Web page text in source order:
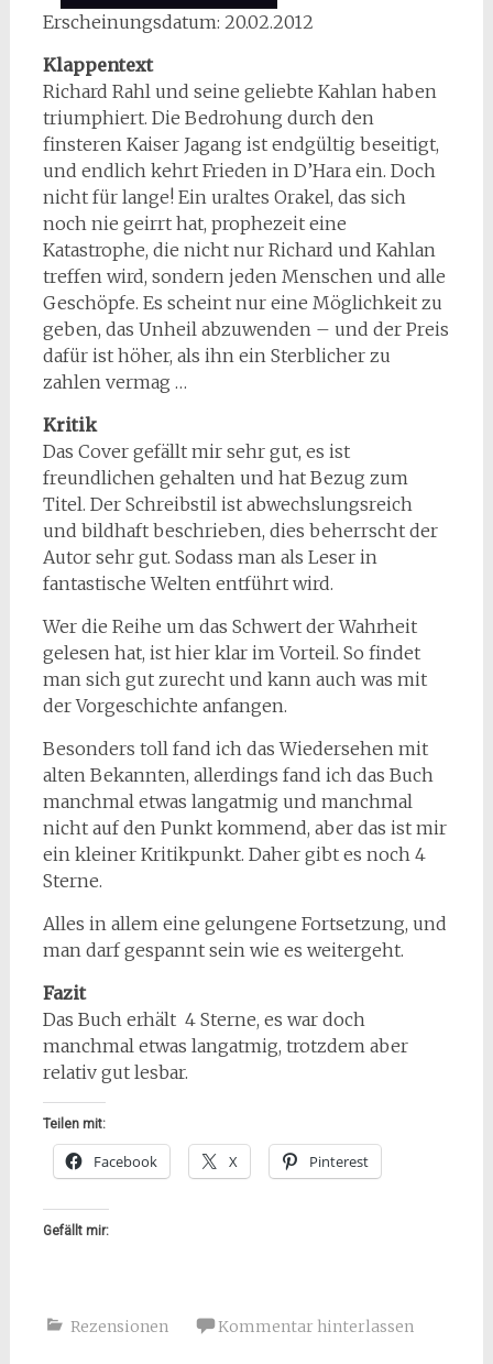
Erscheinungsdatum: 20.02.2012
Klappentext
Richard Rahl und seine geliebte Kahlan haben
triumphiert. Die Bedrohung durch den
finsteren Kaiser Jagang ist endgültig beseitigt,
und endlich kehrt Frieden in D’Hara ein. Doch
nicht für lange! Ein uraltes Orakel, das sich
noch nie geirrt hat, prophezeit eine
Katastrophe, die nicht nur Richard und Kahlan
treffen wird, sondern jeden Menschen und alle
Geschöpfe. Es scheint nur eine Möglichkeit zu
geben, das Unheil abzuwenden – und der Preis
dafür ist höher, als ihn ein Sterblicher zu
zahlen vermag …
Kritik
Das Cover gefällt mir sehr gut, es ist
freundlichen gehalten und hat Bezug zum
Titel. Der Schreibstil ist abwechslungsreich
und bildhaft beschrieben, dies beherrscht der
Autor sehr gut. Sodass man als Leser in
fantastische Welten entführt wird.
Wer die Reihe um das Schwert der Wahrheit
gelesen hat, ist hier klar im Vorteil. So findet
man sich gut zurecht und kann auch was mit
der Vorgeschichte anfangen.
Besonders toll fand ich das Wiedersehen mit
alten Bekannten, allerdings fand ich das Buch
manchmal etwas langatmig und manchmal
nicht auf den Punkt kommend, aber das ist mir
ein kleiner Kritikpunkt. Daher gibt es noch 4
Sterne.
Alles in allem eine gelungene Fortsetzung, und
man darf gespannt sein wie es weitergeht.
Fazit
Das Buch erhält 4 Sterne, es war doch
manchmal etwas langatmig, trotzdem aber
relativ gut lesbar.
Teilen mit:
Facebook X Pinterest
Gefällt mir:
Rezensionen Kommentar hinterlassen